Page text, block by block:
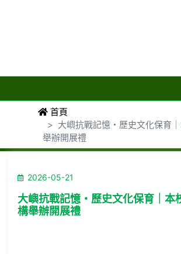
首頁
大嶼抗戰記憶・歷史文化保育
舉辦開展禮
2026-05-21
大嶼抗戰記憶・歷史文化保育｜本
構舉辦開展禮